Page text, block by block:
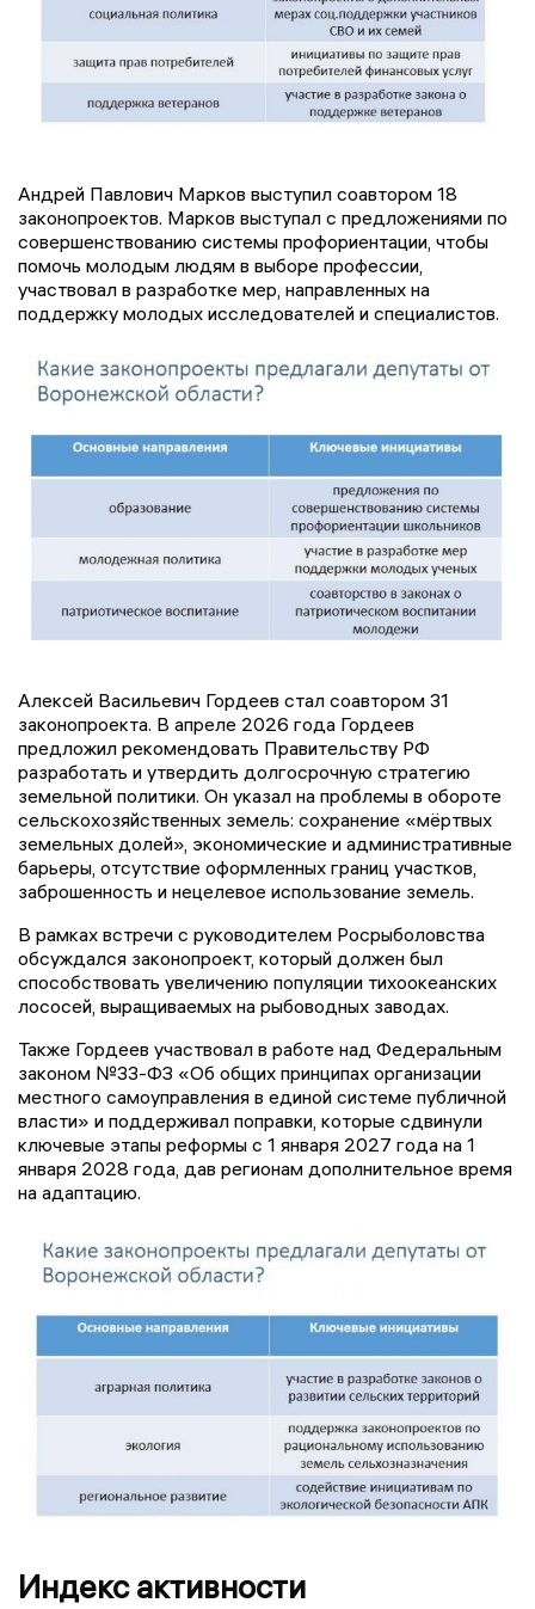
Андрей Павлович Марков выступил соавтором 18
законопроектов. Марков выступал с предложениями по
совершенствованию системы профориентации, чтобы
помочь молодым людям в выборе профессии,
участвовал в разработке мер, направленных на
поддержку молодых исследователей и специалистов.
Алексей Васильевич Гордеев стал соавтором 31
законопроекта. В апреле 2026 года Гордеев
предложил рекомендовать Правительству РФ
разработать и утвердить долгосрочную стратегию
земельной политики. Он указал на проблемы в обороте
сельскохозяйственных земель: сохранение «мёртвых
земельных долей», экономические и административные
барьеры, отсутствие оформленных границ участков,
заброшенность и нецелевое использование земель.
В рамках встречи с руководителем Росрыболовства
обсуждался законопроект, который должен был
способствовать увеличению популяции тихоокеанских
лососей, выращиваемых на рыбоводных заводах.
Также Гордеев участвовал в работе над Федеральным
законом №33-ФЗ «Об общих принципах организации
местного самоуправления в единой системе публичной
власти» и поддерживал поправки, которые сдвинули
ключевые этапы реформы с 1 января 2027 года на 1
января 2028 года, дав регионам дополнительное время
на адаптацию.
Индекс активности